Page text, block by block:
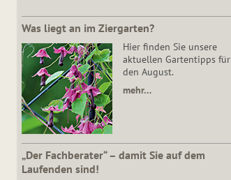
Was liegt an im Ziergarten?
Hier finden Sie unsere
aktuellen Gartentipps für
den August.
mehr…
„Der Fachberater“ – damit Sie auf dem
Laufenden sind!